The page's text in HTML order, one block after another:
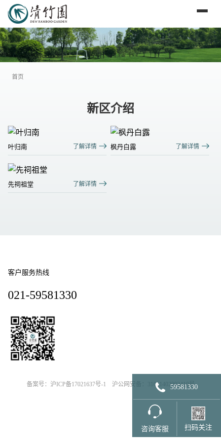
首页
新区介绍
叶归南 了解详情 枫丹白露 了解详情
先祠祖堂 了解详情
59581330
咨询客服 扫码关注
客户服务热线
021-59581330
备案号：沪ICP备17021637号-1 沪公网安备：31011402002410号